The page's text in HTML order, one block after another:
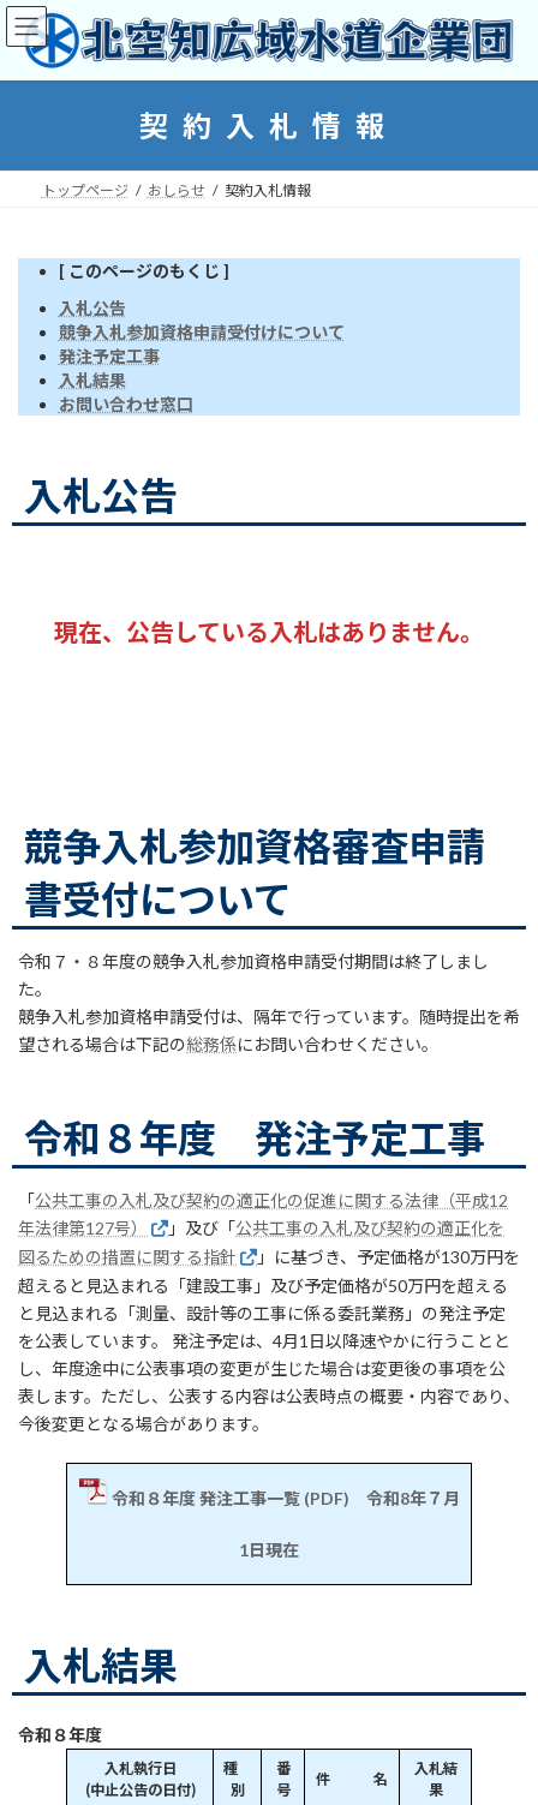
コ
ン
ン
ナ
ビ
ー
契約入札情報
トップページ おしらせ 契約入札情報
[ このページのもくじ ]
入札公告
競争入札参加資格申請受付けについて
発注予定工事
入札結果
お問い合わせ窓口
入札公告
現在、公告している入札はありません。
競争入札参加資格審査申請
書受付について
令和７・８年度の競争入札参加資格申請受付期間は終了しまし
た。
競争入札参加資格申請受付は、隔年で行っています。随時提出を希
望される場合は下記の総務係にお問い合わせください。
令和８年度 発注予定工事
「公共工事の入札及び契約の適正化の促進に関する法律（平成12
年法律第127号）
」及び「公共工事の入札及び契約の適正化を
図るための措置に関する指針
」に基づき、予定価格が130万円を
超えると見込まれる「建設工事」及び予定価格が50万円を超える
と見込まれる「測量、設計等の工事に係る委託業務」の発注予定
を公表しています。 発注予定は、4月1日以降速やかに行うことと
し、年度途中に公表事項の変更が生じた場合は変更後の事項を公
表します。ただし、公表する内容は公表時点の概要・内容であり、
今後変更となる場合があります。
令和８年度 発注工事一覧 (PDF) 令和8年７月
1日現在
入札結果
令和８年度
入札執行日
(中止公告の日付)
種
別
番
号
件 名
入札結
果